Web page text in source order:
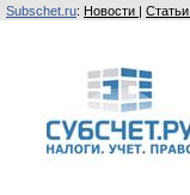
Subschet.ru: Новости | Статьи